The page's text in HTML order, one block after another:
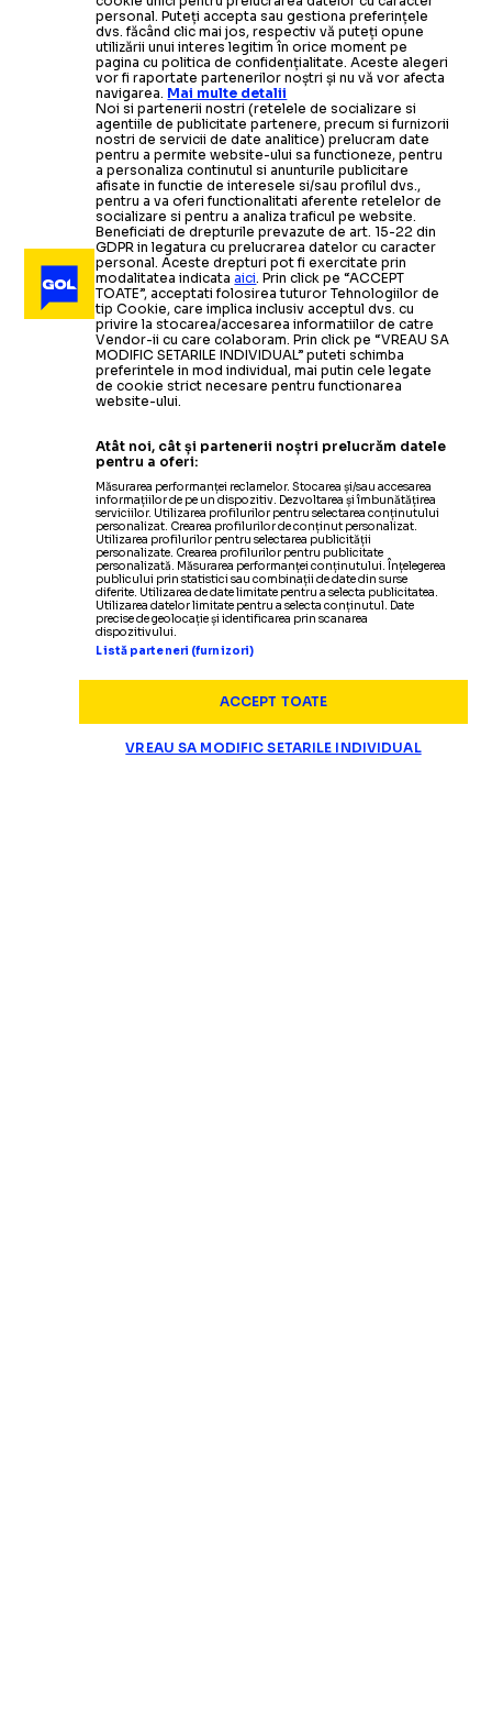
personal. Puteți accepta sau gestiona preferințele
dvs. făcând clic mai jos, respectiv vă puteți opune
utilizării unui interes legitim în orice moment pe
pagina cu politica de confidențialitate. Aceste alegeri
vor fi raportate partenerilor noștri și nu vă vor afecta
navigarea. Mai multe detalii
Noi si partenerii nostri (retelele de socializare si
agentiile de publicitate partenere, precum si furnizorii
nostri de servicii de date analitice) prelucram date
pentru a permite website-ului sa functioneze, pentru
a personaliza continutul si anunturile publicitare
afisate in functie de interesele si/sau profilul dvs.,
pentru a va oferi functionalitati aferente retelelor de
socializare si pentru a analiza traficul pe website.
Beneficiati de drepturile prevazute de art. 15-22 din
GDPR in legatura cu prelucrarea datelor cu caracter
personal. Aceste drepturi pot fi exercitate prin
modalitatea indicataaici. Prin click pe “ACCEPT
TOATE”, acceptati folosirea tuturor Tehnologiilor de
tip Cookie, care implica inclusiv acceptul dvs. cu
privire la stocarea/accesarea informatiilor de catre
Vendor-ii cu care colaboram. Prin click pe “VREAU SA
MODIFIC SETARILE INDIVIDUAL” puteti schimba
preferintele in mod individual, mai putin cele legate
de cookie strict necesare pentru functionarea
website-ului.
Atât noi, cât și partenerii noștri prelucrăm datele
pentru a oferi:
Măsurarea performanței reclamelor. Stocarea și/sau accesarea
informațiilor de pe un dispozitiv. Dezvoltarea și îmbunătățirea
serviciilor. Utilizarea profilurilor pentru selectarea conținutului
personalizat. Crearea profilurilor de conținut personalizat.
Utilizarea profilurilor pentru selectarea publicității
personalizate. Crearea profilurilor pentru publicitate
personalizată. Măsurarea performanței conținutului. Înțelegerea
publicului prin statistici sau combinații de date din surse
diferite. Utilizarea de date limitate pentru a selecta publicitatea.
Utilizarea datelor limitate pentru a selecta conținutul. Date
precise de geolocație și identificarea prin scanarea
dispozitivului.
Listă parteneri (furnizori)
ACCEPT TOATE
VREAU SA MODIFIC SETARILE INDIVIDUAL